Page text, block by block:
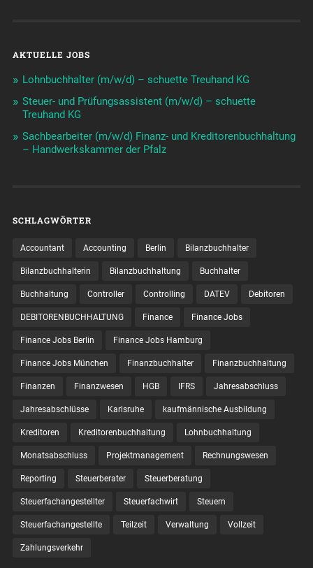
AKTUELLE JOBS
Lohnbuchhalter (m/w/d) – schuette Treuhand KG
Steuer- und Prüfungsassistent (m/w/d) – schuette
Treuhand KG
Sachbearbeiter (m/w/d) Finanz- und Kreditorenbuchhaltung
– Handwerkskammer der Pfalz
SCHLAGWÖRTER
Accountant Accounting Berlin Bilanzbuchhalter
Bilanzbuchhalterin Bilanzbuchhaltung Buchhalter
Buchhaltung Controller Controlling DATEV Debitoren
DEBITORENBUCHHALTUNG Finance Finance Jobs
Finance Jobs Berlin Finance Jobs Hamburg
Finance Jobs München Finanzbuchhalter Finanzbuchhaltung
Finanzen Finanzwesen HGB IFRS Jahresabschluss
Jahresabschlüsse Karlsruhe kaufmännische Ausbildung
Kreditoren Kreditorenbuchhaltung Lohnbuchhaltung
Monatsabschluss Projektmanagement Rechnungswesen
Reporting Steuerberater Steuerberatung
Steuerfachangestellter Steuerfachwirt Steuern
Steuer­fach­ange­stellte Teilzeit Verwaltung Vollzeit
Zahlungsverkehr